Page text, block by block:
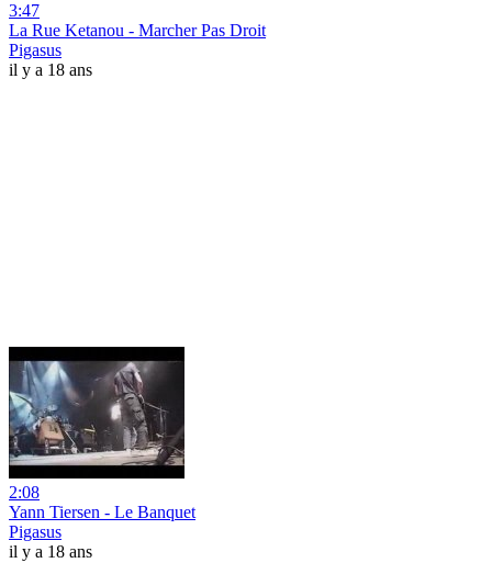
3:47
La Rue Ketanou - Marcher Pas Droit
Pigasus
il y a 18 ans
2:08
Yann Tiersen - Le Banquet
Pigasus
il y a 18 ans